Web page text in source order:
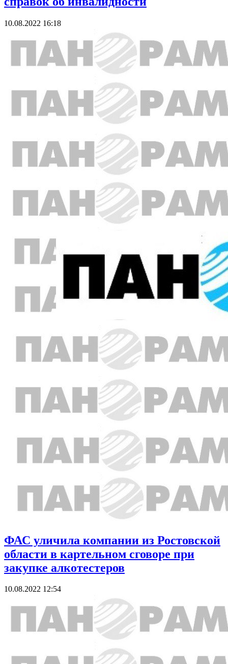
10.08.2022 16:18
ФАС уличила компании из Ростовской
области в картельном сговоре при
закупке алкотестеров
10.08.2022 12:54